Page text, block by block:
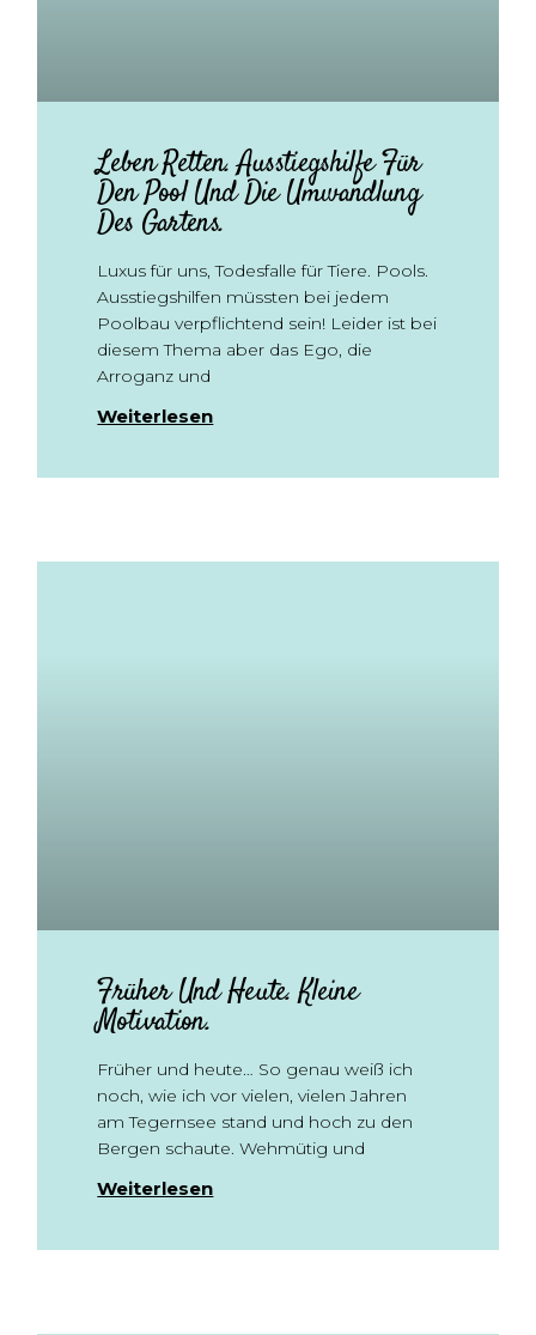
Leben Retten. Ausstiegshilfe Für
Den Pool Und Die Umwandlung
Des Gartens.
Luxus für uns, Todesfalle für Tiere. Pools.
Ausstiegshilfen müssten bei jedem
Poolbau verpflichtend sein! Leider ist bei
diesem Thema aber das Ego, die
Arroganz und
Weiterlesen
Früher Und Heute. Kleine
Motivation.
Früher und heute… So genau weiß ich
noch, wie ich vor vielen, vielen Jahren
am Tegernsee stand und hoch zu den
Bergen schaute. Wehmütig und
Weiterlesen